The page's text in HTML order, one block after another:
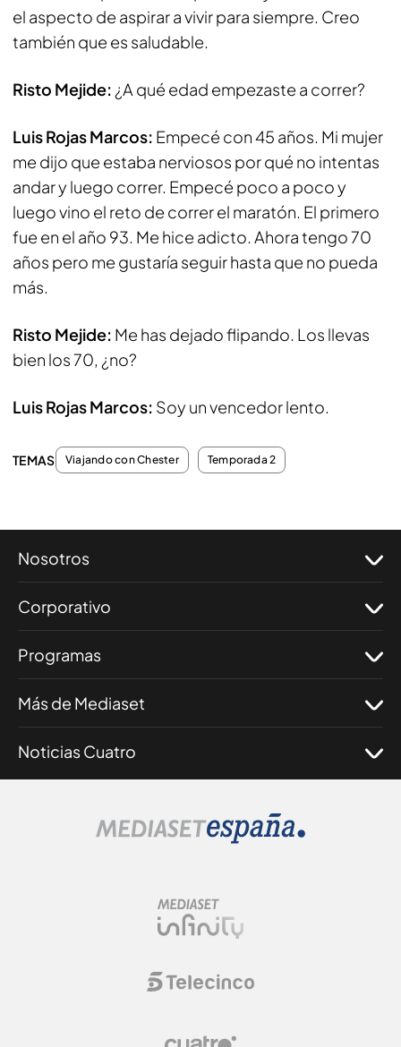
el aspecto de aspirar a vivir para siempre. Creo
también que es saludable.
Risto Mejide: ¿A qué edad empezaste a correr?
Luis Rojas Marcos: Empecé con 45 años. Mi mujer
me dijo que estaba nerviosos por qué no intentas
andar y luego correr. Empecé poco a poco y
luego vino el reto de correr el maratón. El primero
fue en el año 93. Me hice adicto. Ahora tengo 70
años pero me gustaría seguir hasta que no pueda
más.
Risto Mejide: Me has dejado flipando. Los llevas
bien los 70, ¿no?
Luis Rojas Marcos: Soy un vencedor lento.
TEMAS Viajando con Chester Temporada 2
Nosotros
Corporativo
Programas
Más de Mediaset
Noticias Cuatro